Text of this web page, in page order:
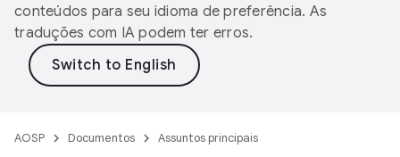
conteúdos para seu idioma de preferência. As
traduções com IA podem ter erros.
AOSP Documentos Assuntos principais